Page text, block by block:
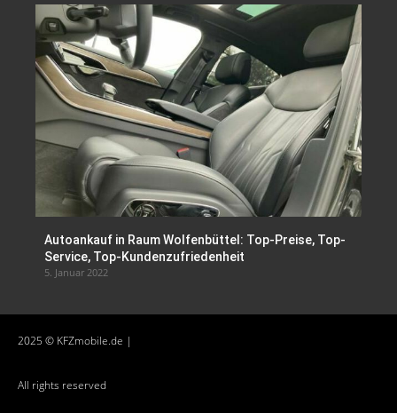
Autoankauf in Raum Wolfenbüttel: Top-Preise, Top-
Service, Top-Kundenzufriedenheit
5. Januar 2022
2025 © KFZmobile.de |
All rights reserved